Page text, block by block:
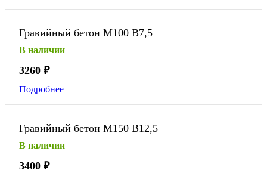
Гравийный бетон М100 В7,5
В наличии
3260 ₽
Подробнее
Гравийный бетон М150 В12,5
В наличии
3400 ₽